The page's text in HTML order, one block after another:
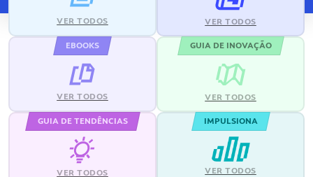
VER TODOS VER TODOS
EBOOKS
VER TODOS
GUIA DE INOVAÇÃO
VER TODOS
GUIA DE TENDÊNCIAS
VER TODOS
IMPULSIONA
VER TODOS